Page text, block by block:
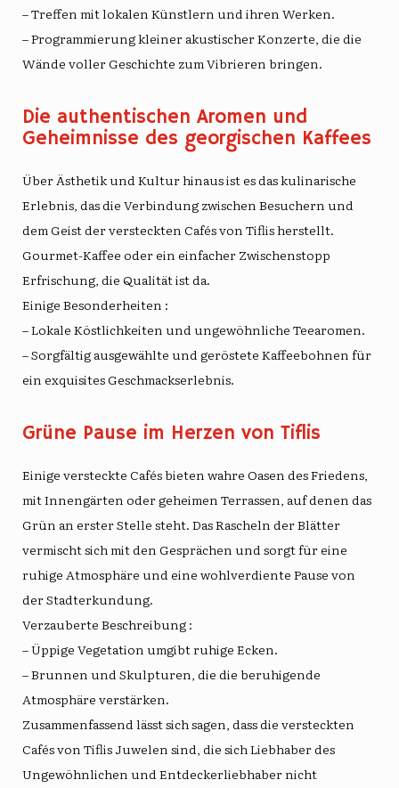
– Treffen mit lokalen Künstlern und ihren Werken.
– Programmierung kleiner akustischer Konzerte, die die
Wände voller Geschichte zum Vibrieren bringen.
Die authentischen Aromen und
Geheimnisse des georgischen Kaffees
Über Ästhetik und Kultur hinaus ist es das kulinarische
Erlebnis, das die Verbindung zwischen Besuchern und
dem Geist der versteckten Cafés von Tiflis herstellt.
Gourmet-Kaffee oder ein einfacher Zwischenstopp
Erfrischung, die Qualität ist da.
Einige Besonderheiten :
– Lokale Köstlichkeiten und ungewöhnliche Teearomen.
– Sorgfältig ausgewählte und geröstete Kaffeebohnen für
ein exquisites Geschmackserlebnis.
Grüne Pause im Herzen von Tiflis
Einige versteckte Cafés bieten wahre Oasen des Friedens
mit Innengärten oder geheimen Terrassen, auf denen das
Grün an erster Stelle steht. Das Rascheln der Blätter
vermischt sich mit den Gesprächen und sorgt für eine
ruhige Atmosphäre und eine wohlverdiente Pause von
der Stadterkundung.
Verzauberte Beschreibung:
– Üppige Vegetation umgibt ruhige Ecken.
– Brunnen und Skulpturen, die die beruhigende
Atmosphäre verstärken.
Zusammenfassend lässt sich sagen, dass die versteckten
Cafés von Tiflis Juwelen sind, die sich Liebhaber des
Ungewöhnlichen und Entdeckerliebhaber nicht